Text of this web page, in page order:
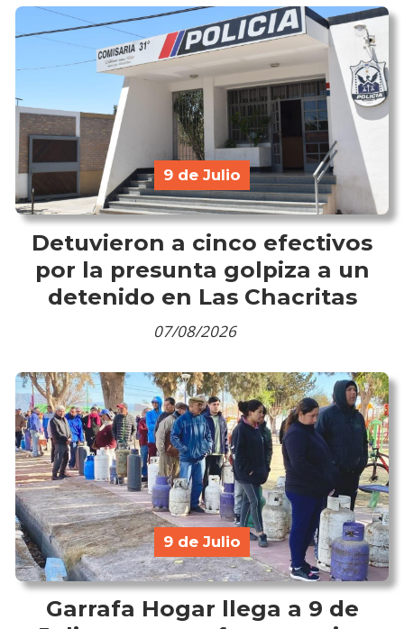
Detuvieron a cinco efectivos
por la presunta golpiza a un
detenido en Las Chacritas
9 de Julio
07/08/2026
Garrafa Hogar llega a 9 de
9 de Julio